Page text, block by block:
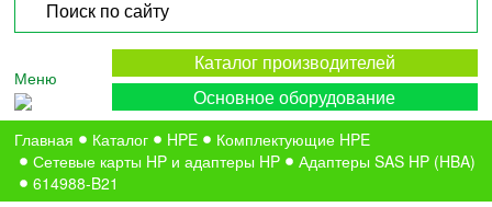
Меню
Каталог производителей
Основное оборудование
Главная Каталог HPE
Комплектующие HPE
Сетевые карты HP и адаптеры HP
Адаптеры SAS HP (HBA)
614988-B21